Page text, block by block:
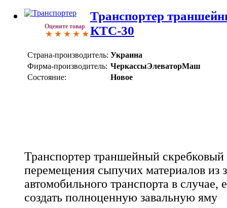
Оцените товар
Транспортер
КТС-30
Страна-производитель: Украина
Фирма-производитель: ЧеркассыЭлеваторМаш
Состояние:
Новое
Транспортер траншейный
перемещения сыпучих материалов из
автомобильного транспорта в случае,
создать полноценную завальную яму